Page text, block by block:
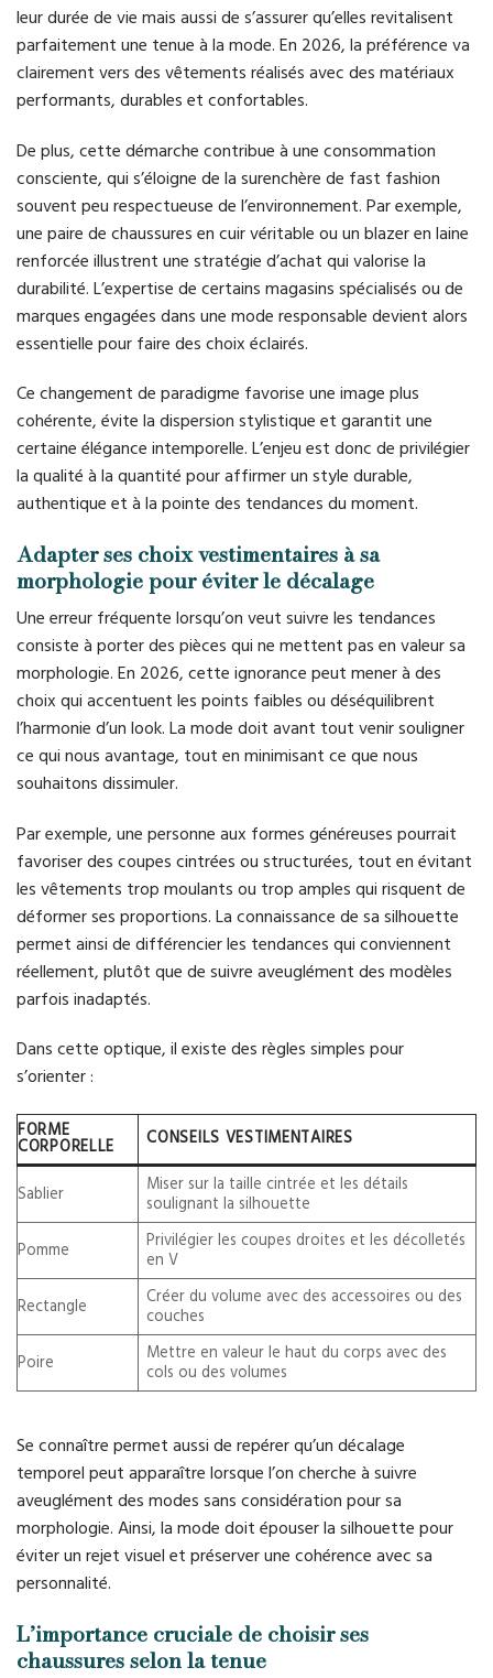
leur durée de vie mais aussi de s’assurer qu’elles revitalisent
parfaitement une tenue à la mode. En 2026, la préférence va
clairement vers des vêtements réalisés avec des matériaux
performants, durables et confortables.
De plus, cette démarche contribue à une consommation
consciente, qui s’éloigne de la surenchère de fast fashion
souvent peu respectueuse de l’environnement. Par exemple,
une paire de chaussures en cuir véritable ou un blazer en laine
renforcée illustrent une stratégie d’achat qui valorise la
durabilité. L’expertise de certains magasins spécialisés ou de
marques engagées dans une mode responsable devient alors
essentielle pour faire des choix éclairés.
Ce changement de paradigme favorise une image plus
cohérente, évite la dispersion stylistique et garantit une
certaine élégance intemporelle. L’enjeu est donc de privilégier
la qualité à la quantité pour affirmer un style durable,
authentique et à la pointe des tendances du moment.
Adapter ses choix vestimentaires à sa
morphologie pour éviter le décalage
Une erreur fréquente lorsqu’on veut suivre les tendances
consiste à porter des pièces qui ne mettent pas en valeur sa
morphologie. En 2026, cette ignorance peut mener à des
choix qui accentuent les points faibles ou déséquilibrent
l’harmonie d’un look. La mode doit avant tout venir souligner
ce qui nous avantage, tout en minimisant ce que nous
souhaitons dissimuler.
Par exemple, une personne aux formes généreuses pourrait
favoriser des coupes cintrées ou structurées, tout en évitant
les vêtements trop moulants ou trop amples qui risquent de
déformer ses proportions. La connaissance de sa silhouette
permet ainsi de différencier les tendances qui conviennent
réellement, plutôt que de suivre aveuglément des modèles
parfois inadaptés.
Dans cette optique, il existe des règles simples pour
s’orienter :
FORME
CORPORELLE CONSEILS VESTIMENTAIRES
Sablier
Miser sur la taille cintrée et les détails
soulignant la silhouette
Pomme
Privilégier les coupes droites et les décolletés
en V
Rectangle
Créer du volume avec des accessoires ou des
couches
Poire
Mettre en valeur le haut du corps avec des
cols ou des volumes
Se connaître permet aussi de repérer qu’un décalage
temporel peut apparaître lorsque l’on cherche à suivre
aveuglément des modes sans considération pour sa
morphologie. Ainsi, la mode doit épouser la silhouette pour
éviter un rejet visuel et préserver une cohérence avec sa
personnalité.
L’importance cruciale de choisir ses
chaussures selon la tenue